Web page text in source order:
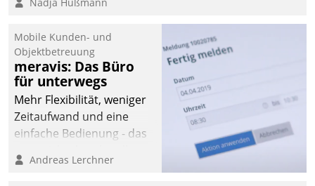
Mobile Kunden- und
Objektbetreuung
meravis: Das Büro
für unterwegs
Mehr Flexibilität, weniger
Zeitaufwand und eine
einfache Bedienung - das
Cockpit für mobile
Andreas Lerchner